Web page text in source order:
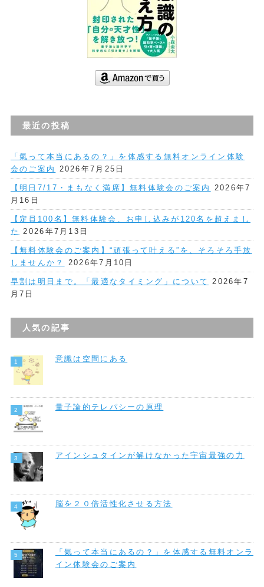
最近の投稿
「氣って本当にあるの？」を体感する無料オンライン体験
会のご案内
2026年7月25日
【明日7/17・まもなく満席】無料体験会のご案内
2026年7
月16日
【定員100名】無料体験会、お申し込みが120名を超えまし
た
2026年7月13日
【無料体験会のご案内】“頑張って叶える”を、そろそろ手放
しませんか？
2026年7月10日
早割は明日まで。「最適なタイミング」について
2026年7
月7日
人気の記事
意識は空間にある
量子論的テレパシーの原理
アインシュタインが解けなかった宇宙最強の力
脳を２０倍活性化させる方法
「氣って本当にあるの？」を体感する無料オンラ
イン体験会のご案内